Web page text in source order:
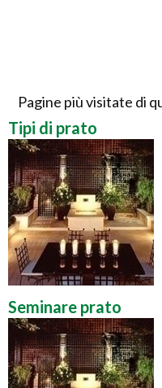
Pagine più visitate di
Tipi di prato
Seminare prato